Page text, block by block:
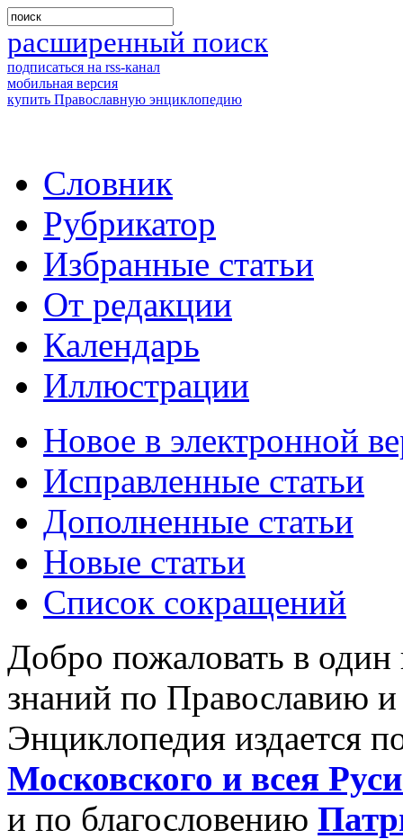
расширенный поиск
подписаться на rss-канал
мобильная версия
купить Православную энциклопедию
Словник
Рубрикатор
Избранные статьи
От редакции
Календарь
Иллюстрации
Новое в электронной
Исправленные статьи
Дополненные статьи
Новые статьи
Список сокращений
Добро пожаловать в
знаний по Православию
Энциклопедия издается
Московского и всея
и по благословению